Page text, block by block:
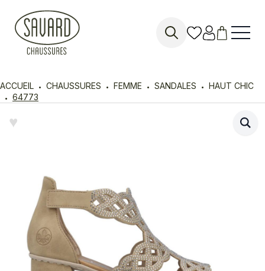
ACCUEIL CHAUSSURES FEMME SANDALES
HAUT CHIC
64773
♥︎